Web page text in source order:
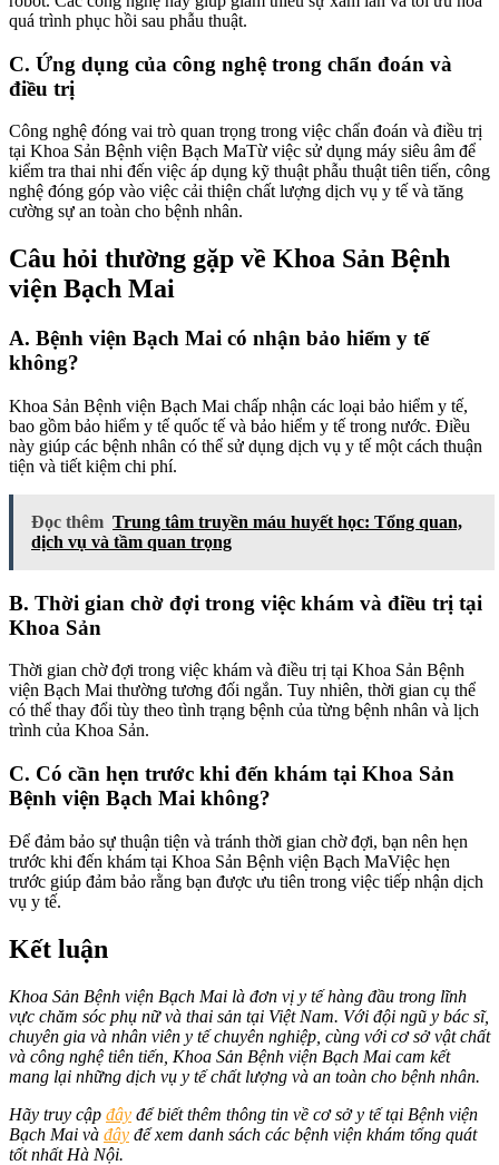
quá trình phục hồi sau phẫu thuật.
C. Ứng dụng của công nghệ trong chẩn đoán và
điều trị
Công nghệ đóng vai trò quan trọng trong việc chẩn đoán và điều trị
tại Khoa Sản Bệnh viện Bạch MaTừ việc sử dụng máy siêu âm để
kiểm tra thai nhi đến việc áp dụng kỹ thuật phẫu thuật tiên tiến, công
nghệ đóng góp vào việc cải thiện chất lượng dịch vụ y tế và tăng
cường sự an toàn cho bệnh nhân.
Câu hỏi thường gặp về Khoa Sản Bệnh
viện Bạch Mai
A. Bệnh viện Bạch Mai có nhận bảo hiểm y tế
không?
Khoa Sản Bệnh viện Bạch Mai chấp nhận các loại bảo hiểm y tế,
bao gồm bảo hiểm y tế quốc tế và bảo hiểm y tế trong nước. Điều
này giúp các bệnh nhân có thể sử dụng dịch vụ y tế một cách thuận
tiện và tiết kiệm chi phí.
Đọc thêm Trung tâm truyền máu huyết học: Tổng quan,
dịch vụ và tầm quan trọng
B. Thời gian chờ đợi trong việc khám và điều trị tại
Khoa Sản
Thời gian chờ đợi trong việc khám và điều trị tại Khoa Sản Bệnh
viện Bạch Mai thường tương đối ngắn. Tuy nhiên, thời gian cụ thể
có thể thay đổi tùy theo tình trạng bệnh của từng bệnh nhân và lịch
trình của Khoa Sản.
C. Có cần hẹn trước khi đến khám tại Khoa Sản
Bệnh viện Bạch Mai không?
Để đảm bảo sự thuận tiện và tránh thời gian chờ đợi, bạn nên hẹn
trước khi đến khám tại Khoa Sản Bệnh viện Bạch MaViệc hẹn
trước giúp đảm bảo rằng bạn được ưu tiên trong việc tiếp nhận dịch
vụ y tế.
Kết luận
Khoa Sản Bệnh viện Bạch Mai là đơn vị y tế hàng đầu trong lĩnh
vực chăm sóc phụ nữ và thai sản tại Việt Nam. Với đội ngũ y bác sĩ,
chuyên gia và nhân viên y tế chuyên nghiệp, cùng với cơ sở vật chất
và công nghệ tiên tiến, Khoa Sản Bệnh viện Bạch Mai cam kết
mang lại những dịch vụ y tế chất lượng và an toàn cho bệnh nhân.
Hãy truy cập đây để biết thêm thông tin về cơ sở y tế tại Bệnh viện
Bạch Mai và đây để xem danh sách các bệnh viện khám tổng quát
tốt nhất Hà Nội.